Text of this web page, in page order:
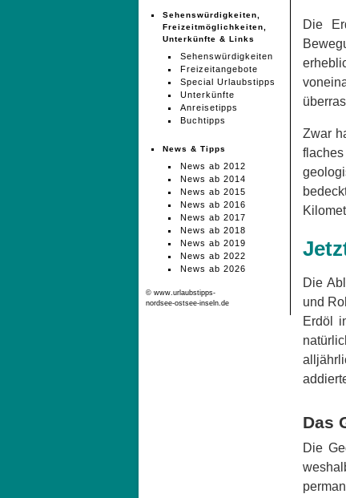
Die
Zwar
Die
und
Erdöl
Das
Die
Sehenswürdigkeiten,
Freizeitmöglichkeiten,
Unterkünfte & Links
Sehenswürdigkeiten
Freizeitangebote
Special Urlaubstipps
Unterkünfte
Anreisetipps
Buchtipps
News & Tipps
News ab 2012
News ab 2014
News ab 2015
News ab 2016
News ab 2017
News ab 2018
News ab 2019
News ab 2022
News ab 2026
© www.urlaubstipps-
nordsee-ostsee-inseln.de